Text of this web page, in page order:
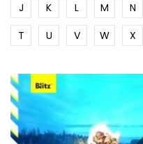
J
K L M N
T
U V W X